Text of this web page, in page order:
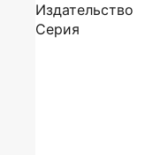
Издательство
Серия